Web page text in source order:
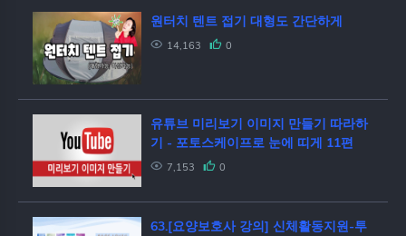
원터치 텐트 접기 대형도 간단하게
14,163 0
유튜브 미리보기 이미지 만들기 따라하
기 - 포토스케이프로 눈에 띠게 11편
7,153 0
63.[요양보호사 강의] 신체활동지원-투